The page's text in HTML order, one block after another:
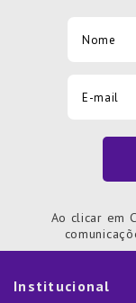
Ao clicar em
Institucional